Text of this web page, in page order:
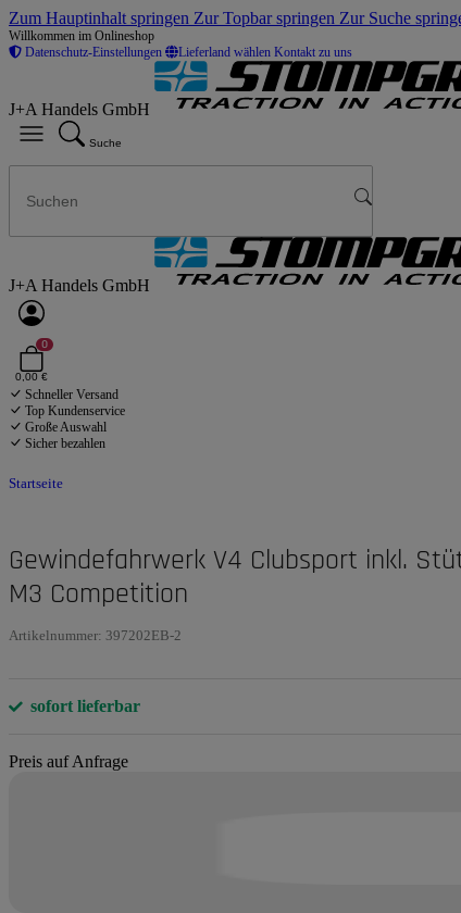
Zum Hauptinhalt springen Zur Topbar springen Zur Suche
Willkommen im Onlineshop
Datenschutz-Einstellungen
Lieferland wählen Kontakt zu uns
J+A Handels GmbH
Suche
J+A Handels GmbH
0
0,00 €
Schneller Versand
Top Kundenservice
Große Auswahl
Sicher bezahlen
Startseite
Gewindefahrwerk V4 Clubsport inkl.
M3 Competition
Artikelnummer: 397202EB-2
sofort lieferbar
Preis auf Anfrage